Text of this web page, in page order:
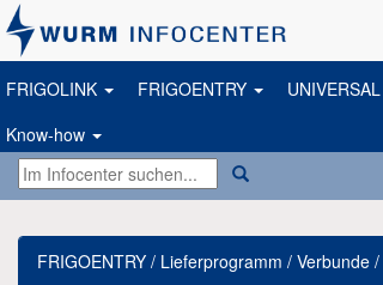
FRIGOLINK FRIGOENTRY UNIVERSAL
Know-how
FRIGOENTRY / Lieferprogramm / Verbunde /